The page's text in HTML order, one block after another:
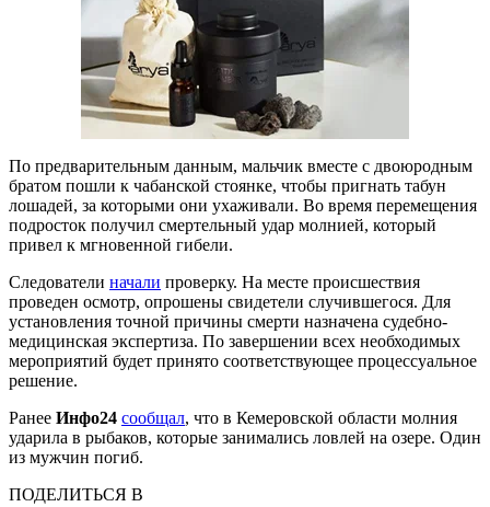
По предварительным данным, мальчик вместе с двоюродным
братом пошли к чабанской стоянке, чтобы пригнать табун
лошадей, за которыми они ухаживали. Во время перемещения
подросток получил смертельный удар молнией, который
привел к мгновенной гибели.
Следователи начали проверку. На месте происшествия
проведен осмотр, опрошены свидетели случившегося. Для
установления точной причины смерти назначена судебно-
медицинская экспертиза. По завершении всех необходимых
мероприятий будет принято соответствующее процессуальное
решение.
Ранее Инфо24 сообщал, что в Кемеровской области молния
ударила в рыбаков, которые занимались ловлей на озере. Один
из мужчин погиб.
ПОДЕЛИТЬСЯ В